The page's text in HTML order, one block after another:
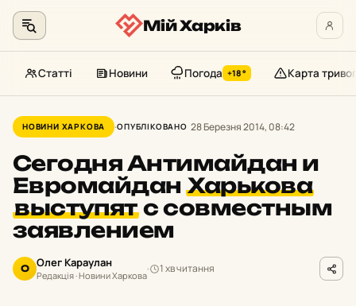
до
контенту
Мій Харків
Статті Новини Погода +18° Карта тривог
НОВИНИ ХАРКОВА ОПУБЛІКОВАНО 28 Березня 2014, 08:42
Сегодня Антимайдан и
ЕвромайданХарькова
выступят с совместным
заявлением
О Олег Караулан
Редакція · Новини Харкова
1 хв читання